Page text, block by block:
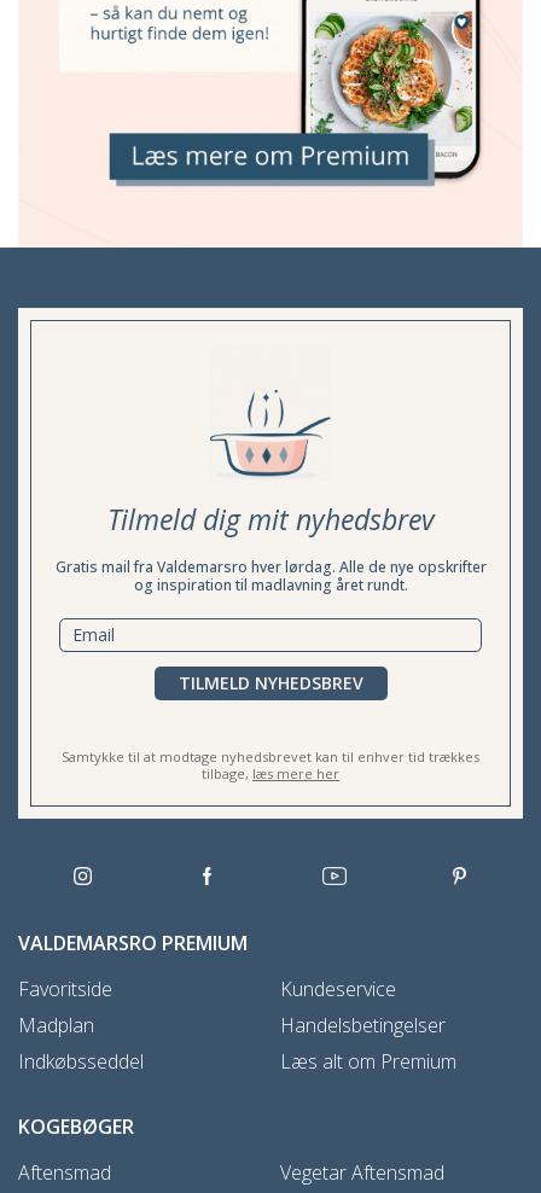
Tilmeld dig mit nyhedsbrev
Gratis mail fra Valdemarsro hver lørdag. Alle de nye opskrifter
og inspiration til madlavning året rundt.
TILMELD NYHEDSBREV
Samtykke til at modtage nyhedsbrevet kan til enhver tid trækkes
tilbage, læs mere her
VALDEMARSRO PREMIUM
Favoritside
Madplan
Indkøbsseddel
Kundeservice
Handelsbetingelser
Læs alt om Premium
KOGEBØGER
Aftensmad
Vegetar Aftensmad